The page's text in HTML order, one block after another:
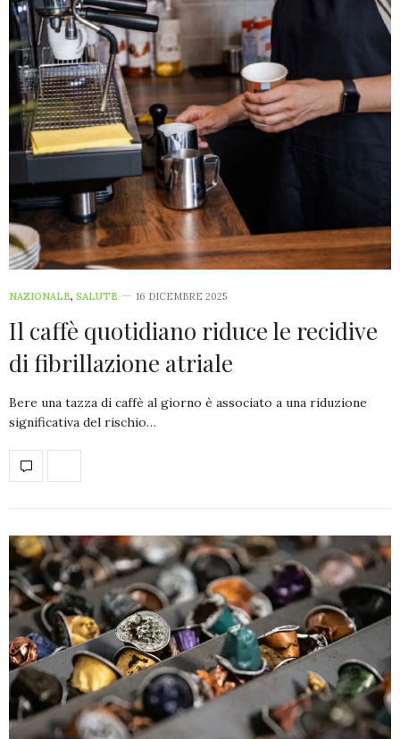
NAZIONALE, SALUTE 16 DICEMBRE 2025
Il caffè quotidiano riduce le recidive
di fibrillazione atriale
Bere una tazza di caffè al giorno è associato a una riduzione
significativa del rischio…